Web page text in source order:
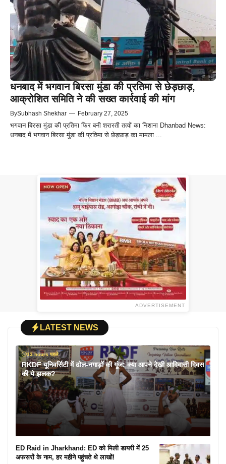
धनबाद में भगवान बिरसा मुंडा की प्रतिमा से छेड़छाड़,
आक्रोशित समिति ने की सख्त कार्रवाई की मांग
BySubhash Shekhar — February 27, 2025
भगवान बिरसा मुंडा की प्रतिमा फिर बनी शरारती तत्वों का निशाना Dhanbad News:
धनबाद में भगवान बिरसा मुंडा की प्रतिमा से छेड़छाड़ का मामला ...
ADVERTISEMENT
LATEST NEWS
13 hours पहले
RKDF यूनिवर्सिटी में ढोल-नगाड़ों की गूंज: क्या आपने देखी आदिवासी दिवस
की ये झलक?
ED Raid in Jharkhand: ED को मिली डायरी में 25
अफसरों के नाम, हर महीने पहुंचते थे लाखों!